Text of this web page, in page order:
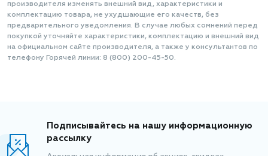
производителя изменять внешний вид, характеристики и
комплектацию товара, не ухудшающие его качеств, без
предварительного уведомления. В случае любых сомнений перед
покупкой уточняйте характеристики, комплектацию и внешний вид
на официальном сайте производителя, а также у консультантов по
телефону Горячей линии: 8 (800) 200-45-50.
Подписывайтесь на нашу информационную
рассылку